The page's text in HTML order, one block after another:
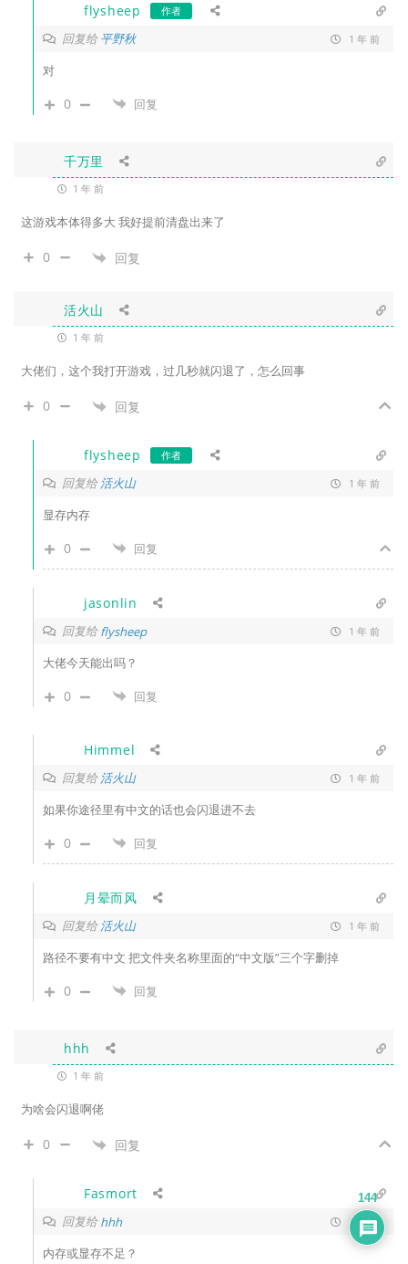
flysheep 作者
回复给平野秋 1 年 前
对
0 回复
千万里
1 年 前
这游戏本体得多大 我好提前清盘出来了
0 回复
活火山
1 年 前
大佬们，这个我打开游戏，过几秒就闪退了，怎么回事
0 回复
flysheep 作者
回复给活火山 1 年 前
显存内存
0 回复
jasonlin
回复给flysheep 1 年 前
大佬今天能出吗？
0 回复
Himmel
回复给活火山 1 年 前
如果你途径里有中文的话也会闪退进不去
0 回复
月晕而风
回复给活火山 1 年 前
路径不要有中文 把文件夹名称里面的“中文版”三个字删掉
0 回复
hhh
1 年 前
为啥会闪退啊佬
0 回复
Fasmort
回复给hhh 1 年 前
内存或显存不足？
144